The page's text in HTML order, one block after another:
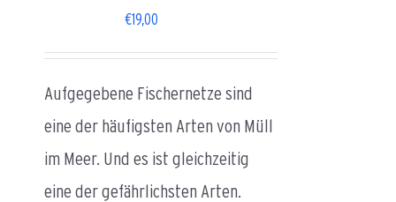
€19,00
Aufgegebene Fischernetze sind
eine der häufigsten Arten von Müll
im Meer. Und es ist gleichzeitig
eine der gefährlichsten Arten.